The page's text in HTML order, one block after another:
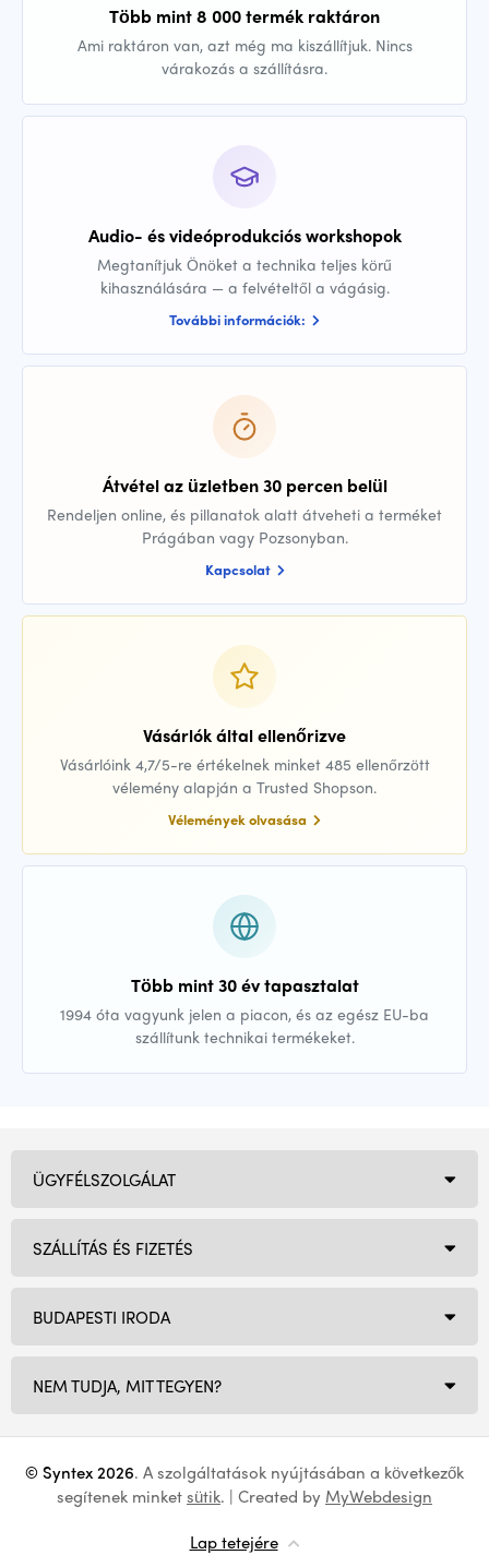
Több mint 8 000 termék raktáron
Ami raktáron van, azt még ma kiszállítjuk. Nincs
várakozás a szállításra.
Audio- és videóprodukciós workshopok
Megtanítjuk Önöket a technika teljes körű
kihasználására — a felvételtől a vágásig.
További információk:
Átvétel az üzletben 30 percen belül
Rendeljen online, és pillanatok alatt átveheti a terméket
Prágában vagy Pozsonyban.
Kapcsolat
Vásárlók által ellenőrizve
Vásárlóink 4,7/5-re értékelnek minket 485 ellenőrzött
vélemény alapján a Trusted Shopson.
Vélemények olvasása
Több mint 30 év tapasztalat
1994 óta vagyunk jelen a piacon, és az egész EU-ba
szállítunk technikai termékeket.
BUDAPESTI IRODA
NEM TUDJA, MIT TEGYEN?
ÜGYFÉLSZOLGÁLAT
SZÁLLÍTÁS ÉS FIZETÉS
© Syntex 2026. A szolgáltatások nyújtásában a következők
segítenek minketsütik. | Created by MyWebdesign
Lap tetejére